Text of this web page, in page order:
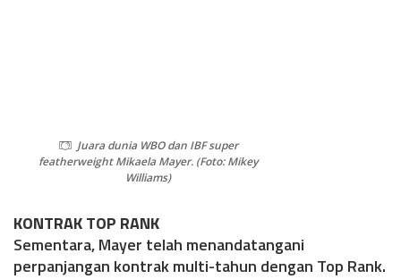
Juara dunia WBO dan IBF super
featherweight Mikaela Mayer. (Foto: Mikey
Williams)
KONTRAK TOP RANK
Sementara, Mayer telah menandatangani
perpanjangan kontrak multi-tahun dengan Top Rank.